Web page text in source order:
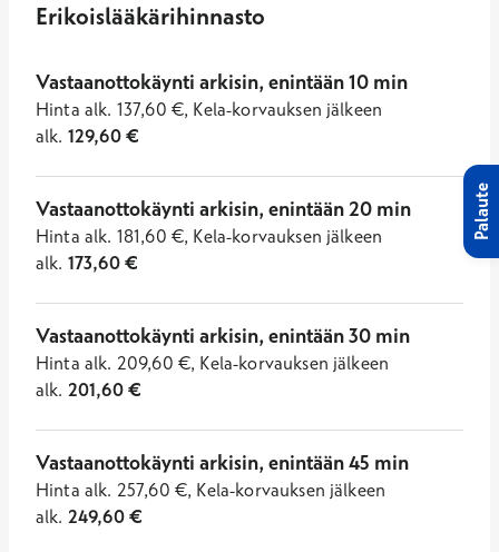
Erikoislääkärihinnasto
Vastaanottokäynti arkisin, enintään 10 min
Hinta alk. 137,60 €, Kela-korvauksen jälkeen
alk. 129,60€
Vastaanottokäynti arkisin, enintään 20 min
Hinta alk. 181,60 €, Kela-korvauksen jälkeen
alk. 173,60€
Vastaanottokäynti arkisin, enintään 30 min
Hinta alk. 209,60 €, Kela-korvauksen jälkeen
alk. 201,60€
Vastaanottokäynti arkisin, enintään 45 min
Hinta alk. 257,60 €, Kela-korvauksen jälkeen
alk. 249,60€
Palaute